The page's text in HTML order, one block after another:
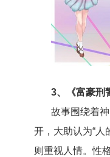
3、《富豪刑
故事围绕着
开，大助认为“人
则重视人情。性